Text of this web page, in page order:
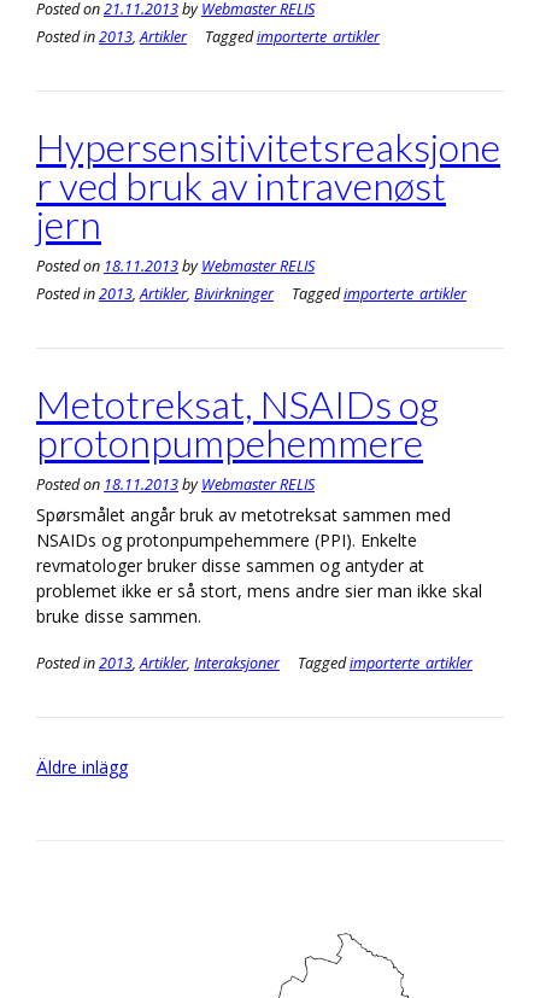
Posted on21.11.2013byWebmaster RELIS
Posted in2013,Artikler Taggedimporterte_artikler
Hypersensitivitetsreaksjone
r ved bruk av intravenøst
jern
Posted on 18.11.2013byWebmaster RELIS
Posted in2013,Artikler, Bivirkninger Taggedimporterte_artikler
Metotreksat, NSAIDs og
protonpumpehemmere
Posted on 18.11.2013byWebmaster RELIS
Spørsmålet angår bruk av metotreksat sammen med
NSAIDs og protonpumpehemmere (PPI). Enkelte
revmatologer bruker disse sammen og antyder at
problemet ikke er så stort, mens andre sier man ikke skal
bruke disse sammen.
Posted in2013,Artikler, Interaksjoner Taggedimporterte_artikler
Inläggsnavigering
Äldre inlägg